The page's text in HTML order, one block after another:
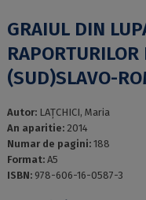
GRAIUL DIN
RAPORTURILOR
(SUD)SLAVO-
Autor: LAŢCHICI, Maria
An aparitie: 2014
Numar de pagini: 188
Format: A5
ISBN: 978-606-16-0587-3